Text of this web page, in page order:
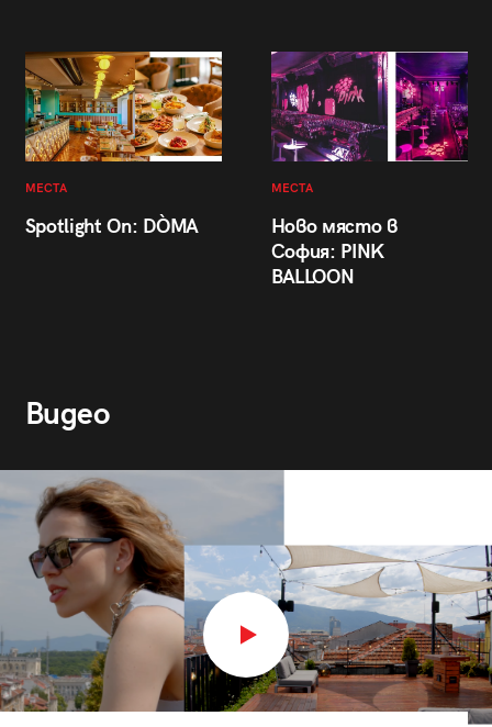
МЕСТА
Spotlight On: DÒMA
МЕСТА
Ново място в
София: PINK
BALLOON
Видео